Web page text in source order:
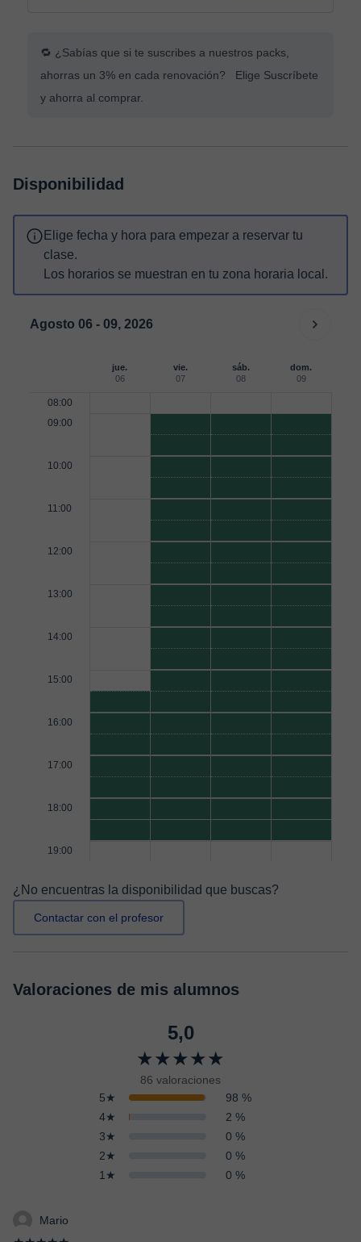
🔁 ¿Sabías que si te suscribes a nuestros packs,
ahorras un 3% en cada renovación? Elige Suscríbete
y ahorra al comprar.
Disponibilidad
Elige fecha y hora para empezar a reservar tu
clase.
Los horarios se muestran en tu zona horaria local.
Agosto 06 - 09, 2026
jue.
06
vie.
07
sáb.
08
dom.
09
08:00
09:00
10:00
11:00
12:00
13:00
14:00
15:00
16:00
17:00
18:00
19:00
¿No encuentras la disponibilidad que buscas?
Contactar con el profesor
Valoraciones de mis alumnos
5,0
★★★★★
86 valoraciones
5★
98 %
4★
2 %
3★
0 %
2★
0 %
1★
0 %
Mario